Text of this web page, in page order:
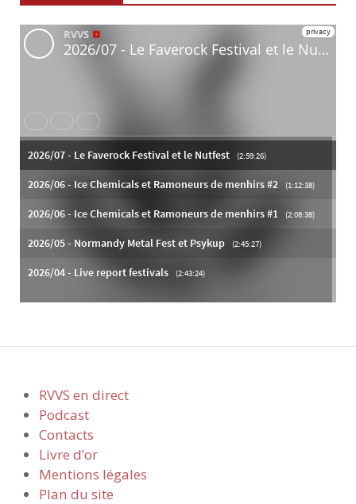
RVVS en direct
Podcast
Contacts
Livre d’or
Mentions légales
Plan du site